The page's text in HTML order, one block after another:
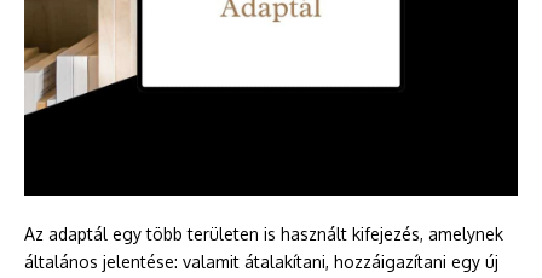
Az adaptál egy több területen is használt kifejezés, amelynek
általános jelentése: valamit átalakítani, hozzáigazítani egy új